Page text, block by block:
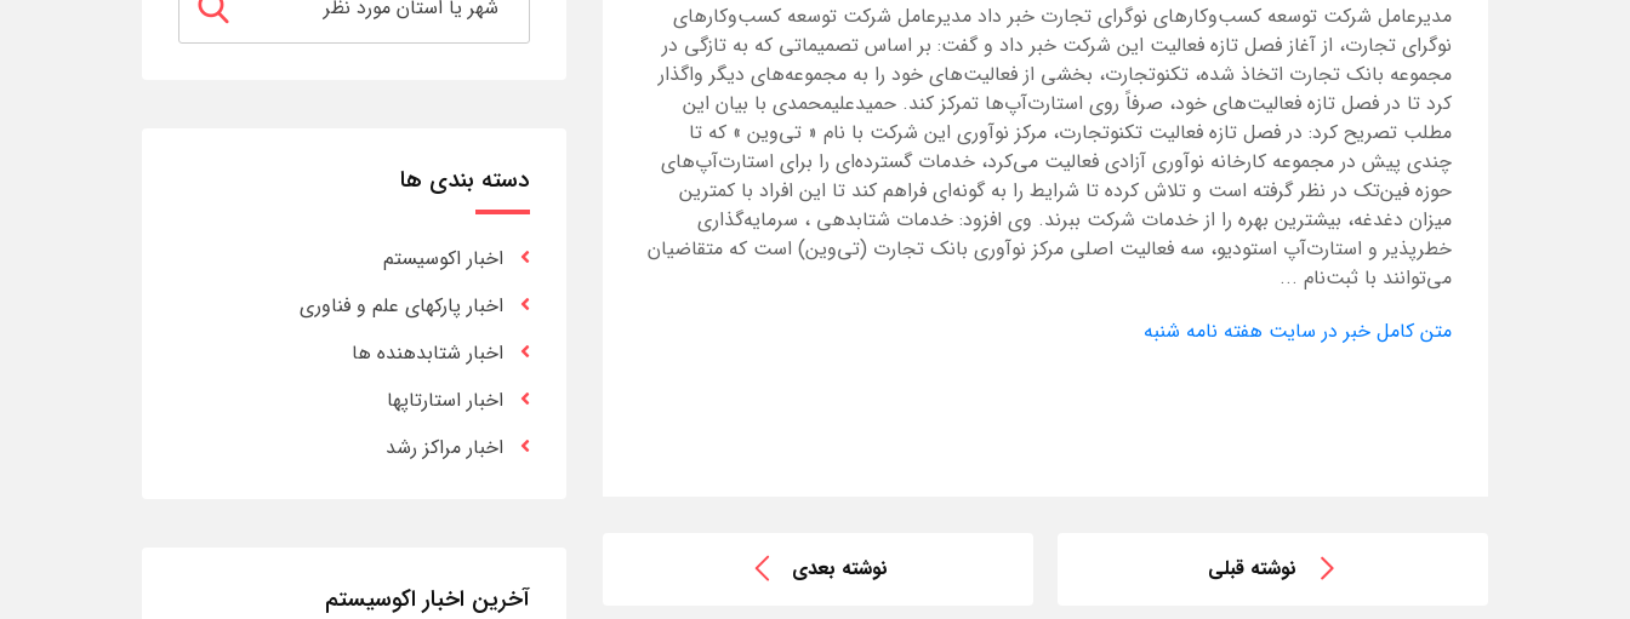
مدیرعامل شرکت توسعه کسب‌وکارهای نوگرای تجارت خبر داد مدیرعامل شرکت توسعه کسب‌وکارهای
نوگرای تجارت، از آغاز فصل تازه فعالیت این شرکت خبر داد و گفت: بر اساس تصمیماتی که به تازگی در
مجموعه بانک تجارت اتخاذ شده، تکنوتجارت، بخشی از فعالیت‌های خود را به مجموعه‌های دیگر واگذار
کرد تا در فصل تازه فعالیت‌های خود، صرفاً روی استارت‌آپ‌ها تمرکز کند. حمیدعلیمحمدی با بیان این
مطلب تصریح کرد: در فصل تازه فعالیت تکنوتجارت، مرکز نوآوری این شرکت با نام « تی‌وین » که تا
چندی پیش در مجموعه کارخانه نوآوری آزادی فعالیت می‌کرد، خدمات گسترده‌ای را برای استارت‌آپ‌های
حوزه فین‌تک در نظر گرفته است و تلاش کرده تا شرایط را به گونه‌ای فراهم کند تا این افراد با کمترین
میزان دغدغه، بیشترین بهره را از خدمات شرکت ببرند. وی افزود: خدمات شتابدهی ، سرمایه‌گذاری
خطرپذیر و استارت‌آپ استودیو، سه فعالیت اصلی مرکز نوآوری بانک تجارت (تی‌وین) است که متقاضیان
می‌توانند با ثبت‌نام ...
متن کامل خبر در سایت هفته نامه شنبه
نوشته قبلی نوشته بعدی
دسته بندی ها
اخبار اکوسیستم
اخبار پارکهای علم و فناوری
اخبار شتابدهنده ها
اخبار استارتاپها
اخبار مراکز رشد
آخرین اخبار اکوسیستم